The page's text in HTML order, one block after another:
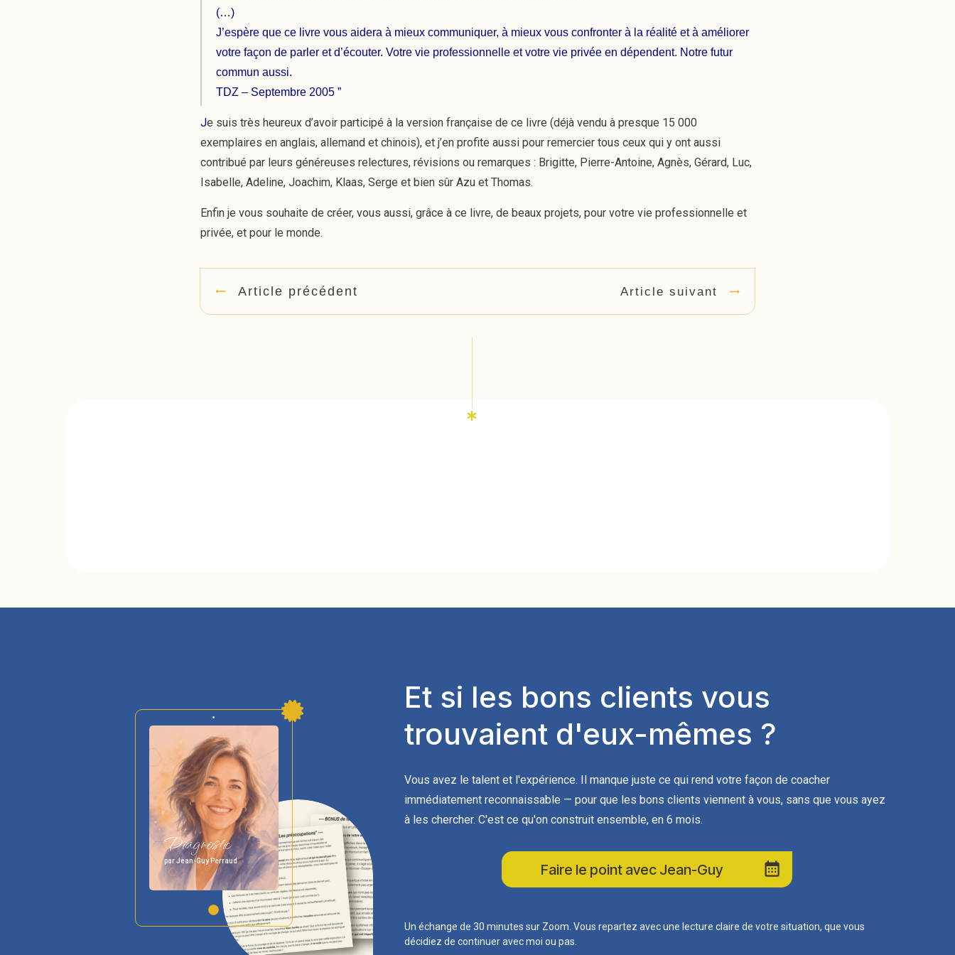
(…)
J’espère que ce livre vous aidera à mieux communiquer, à mieux vous confronter à la réalité et à améliorer
votre façon de parler et d’écouter. Votre vie professionnelle et votre vie privée en dépendent. Notre futur
commun aussi.
TDZ – Septembre 2005 ”
Je suis très heureux d’avoir participé à la version française de ce livre (déjà vendu à presque 15 000
exemplaires en anglais, allemand et chinois), et j’en profite aussi pour remercier tous ceux qui y ont aussi
contribué par leurs généreuses relectures, révisions ou remarques : Brigitte, Pierre-Antoine, Agnès, Gérard, Luc,
Isabelle, Adeline, Joachim, Klaas, Serge et bien sûr Azu et Thomas.
Enfin je vous souhaite de créer, vous aussi, grâce à ce livre, de beaux projets, pour votre vie professionnelle et
privée, et pour le monde.
Article précédent Article suivant
Diagnostic
par Jean-Guy Perraud
Et si les bons clients vous
trouvaient d'eux-mêmes ?
Vous avez le talent et l'expérience. Il manque juste ce qui rend votre façon de coacher
immédiatement reconnaissable — pour que les bons clients viennent à vous, sans que vous ayez
à les chercher. C'est ce qu'on construit ensemble, en 6 mois.
Faire le point avec Jean-Guy
Un échange de 30 minutes sur Zoom. Vous repartez avec une lecture claire de votre situation, que vous
décidiez de continuer avec moi ou pas.